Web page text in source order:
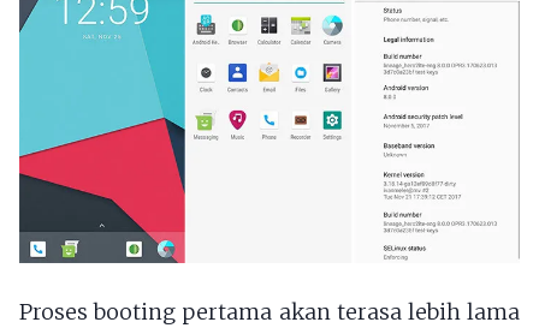
Proses booting pertama akan terasa lebih lama